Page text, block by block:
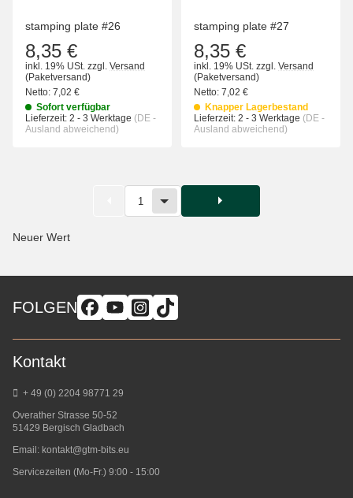
stamping plate #26
8,35 €
inkl. 19% USt. zzgl. Versand
(Paketversand)
Netto: 7,02 €
Sofort verfügbar
Lieferzeit: 2 - 3 Werktage (DE -
Ausland abweichend)
stamping plate #27
8,35 €
inkl. 19% USt. zzgl. Versand
(Paketversand)
Netto: 7,02 €
Knapper Lagerbestand
Lieferzeit: 2 - 3 Werktage (DE -
Ausland abweichend)
1
Neuer Wert
FOLGEN
Kontakt
+ 49 (0) 2204 98771 29
Overather Strasse 50-52
51429 Bergisch Gladbach
Email: kontakt@gtm-bits.eu
Servicezeiten (Mo-Fr.) 9:00 - 15:00